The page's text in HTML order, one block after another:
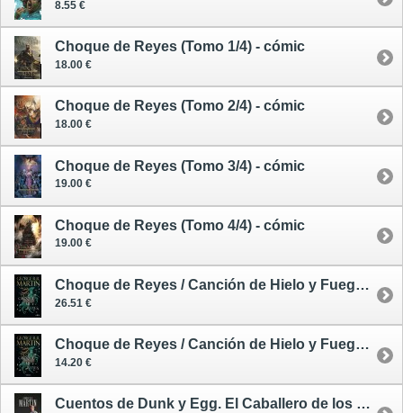
8.55 €
Choque de Reyes (Tomo 1/4) - cómic
18.00 €
Choque de Reyes (Tomo 2/4) - cómic
18.00 €
Choque de Reyes (Tomo 3/4) - cómic
19.00 €
Choque de Reyes (Tomo 4/4) - cómic
19.00 €
Choque de Reyes / Canción de Hielo y Fuego 2 - tapa dura
26.51 €
Choque de Reyes / Canción de Hielo y Fuego 2 - tapa blanda - edición limitada
14.20 €
Cuentos de Dunk y Egg. El Caballero de los Siete Reinos - cómic